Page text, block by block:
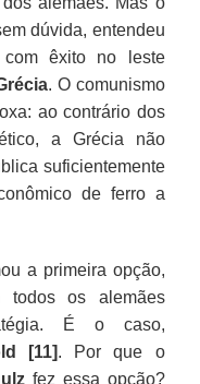
dúvida, entendeu
com êxito no leste
. O comunismo
ao contrário dos
a Grécia não
suficientemente
de ferro a
a primeira opção,
todos os alemães
É o caso,
[11]. Por que o
fez essa opção?